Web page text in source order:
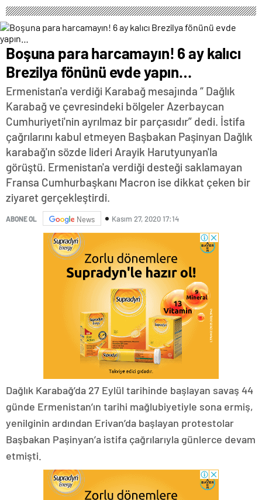
Boşuna para harcamayın! 6 ay kalıcı
Brezilya fönünü evde yapın…
Ermenistan'a verdiği Karabağ mesajında “ Dağlık
Karabağ ve çevresindeki bölgeler Azerbaycan
Cumhuriyeti'nin ayrılmaz bir parçasıdır” dedi. İstifa
çağrılarını kabul etmeyen Başbakan Paşinyan Dağlık
karabağ'ın sözde lideri Arayik Harutyunyan'la
görüştü. Ermenistan'a verdiği desteği saklamayan
Fransa Cumhurbaşkanı Macron ise dikkat çeken bir
ziyaret gerçekleştirdi.
ABONE OL News Kasım 27, 2020 17:14
Dağlık Karabağ’da 27 Eylül tarihinde başlayan savaş 44
günde Ermenistan’ın tarihi mağlubiyetiyle sona ermiş,
yenilginin ardından Erivan’da başlayan protestolar
Başbakan Paşinyan’a istifa çağrılarıyla günlerce devam
etmişti.